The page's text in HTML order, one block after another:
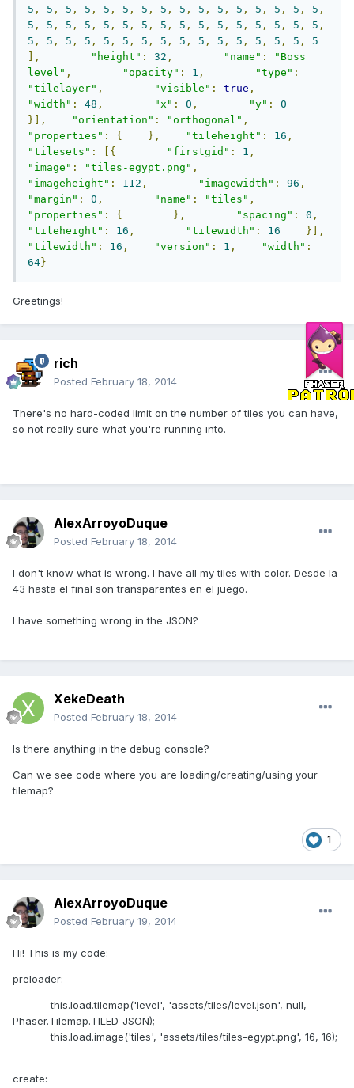
5 , 5 , 5 , 5 , 5 , 5 , 5 , 5 , 5 , 5 , 5 , 5 , 5 , 5 , 5 , 5 ,
5 , 5 , 5 , 5 , 5 , 5 , 5 , 5 , 5 , 5 , 5 , 5 , 5 , 5 , 5 , 5 ,
5 , 5 , 5 , 5 , 5 , 5 , 5 , 5 , 5 , 5 , 5 , 5 , 5 , 5 , 5 ,
5
],
"height" : 32 , "name" :
"Boss
level" , "opacity" : 1 , "type" :
"tilelayer" , "visible" : true ,
"width" : 48 , "x" : 0 , "y" :
0
}],
"orientation" : "orthogonal" ,
"properties" : { }, "tileheight" : 16 ,
"tilesets" : [{ "firstgid" : 1 ,
"image" : "tiles-egypt.png" ,
"imageheight" : 112 , "imagewidth" : 96 ,
"margin" : 0 , "name" : "tiles" ,
"properties" : { }, "spacing" : 0 ,
"tileheight" : 16 , "tilewidth" : 16
}],
"tilewidth" : 16 , "version" : 1 , "width" :
64}
Greetings!
rich
Posted February 18, 2014
There's no hard-coded limit on the number of tiles you can have,
so not really sure what you're running into.
AlexArroyoDuque
Posted February 18, 2014
I don't know what is wrong. I have all my tiles with color. Desde la
43 hasta el final son transparentes en el juego.
I have something wrong in the JSON?
XekeDeath
Posted February 18, 2014
Is there anything in the debug console?
Can we see code where you are loading/creating/using your
tilemap?
1
AlexArroyoDuque
Posted February 19, 2014
Hi! This is my code:
preloader:
this.load.tilemap('level', 'assets/tiles/level.json', null,
Phaser.Tilemap.TILED_JSON);
this.load.image('tiles', 'assets/tiles/tiles-egypt.png', 16, 16);
create: